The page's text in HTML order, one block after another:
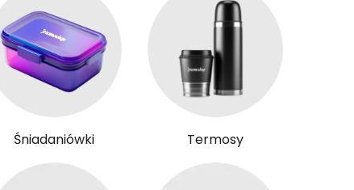
Śniadaniówki Termosy